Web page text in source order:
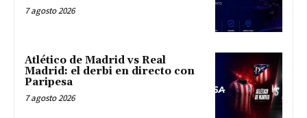
7 agosto 2026
Atlético de Madrid vs Real
Madrid: el derbi en directo con
Paripesa
7 agosto 2026